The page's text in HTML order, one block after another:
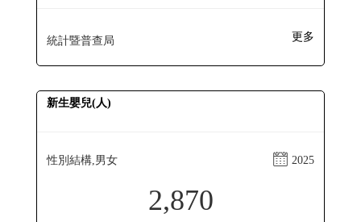
統計暨普查局 更多
新生嬰兒(人)
性別結構,男女 2025
2,870